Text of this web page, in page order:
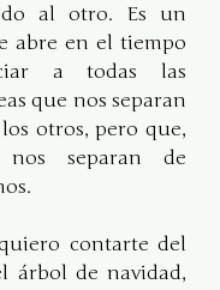
al otro. Es un
abre en el tiempo
a todas las
que nos separan
otros, pero que,
separan de
contarte del
árbol de navidad,